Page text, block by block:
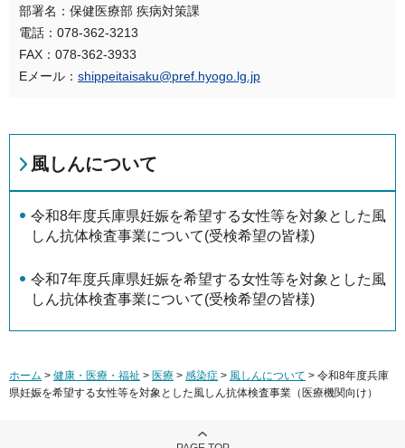
部署名：保健医療部 疾病対策課
電話：078-362-3213
FAX：078-362-3933
Eメール： shippeitaisaku@pref.hyogo.lg.jp
風しんについて
令和8年度兵庫県妊娠を希望する女性等を対象とした風
しん抗体検査事業について(受検希望の皆様)
令和7年度兵庫県妊娠を希望する女性等を対象とした風
しん抗体検査事業について(受検希望の皆様)
ホーム > 健康・医療・福祉 > 医療 > 感染症 > 風しんについて > 令和8年度兵庫
県妊娠を希望する女性等を対象とした風しん抗体検査事業（医療機関向け）